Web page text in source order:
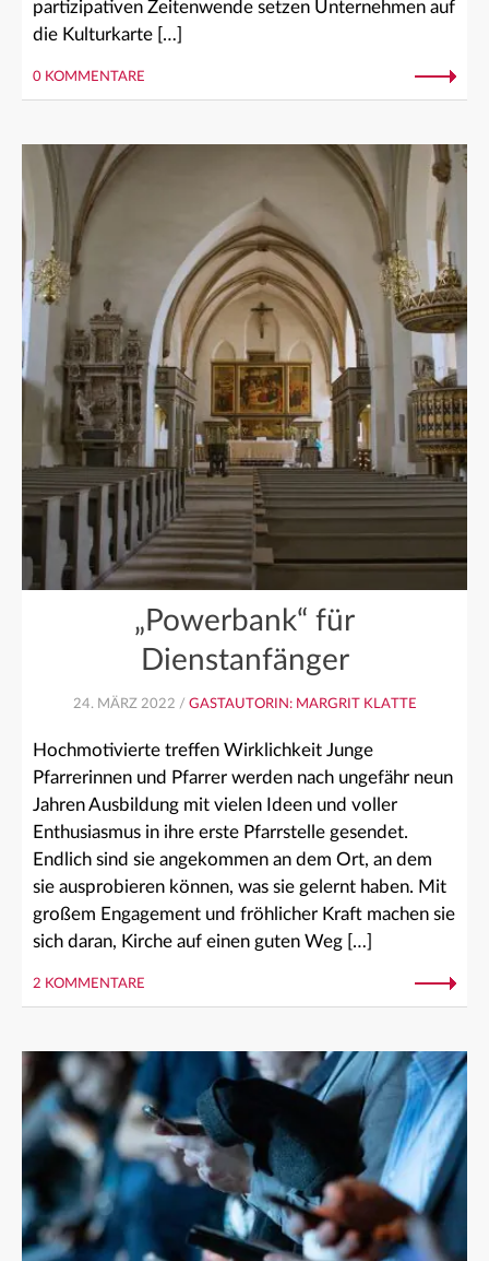
partizipativen Zeitenwende setzen Unternehmen auf
die Kulturkarte […]
0 KOMMENTARE
„Powerbank“ für
Dienstanfänger
24. MÄRZ 2022 / GASTAUTORIN: MARGRIT KLATTE
Hochmotivierte treffen Wirklichkeit Junge
Pfarrerinnen und Pfarrer werden nach ungefähr neun
Jahren Ausbildung mit vielen Ideen und voller
Enthusiasmus in ihre erste Pfarrstelle gesendet.
Endlich sind sie angekommen an dem Ort, an dem
sie ausprobieren können, was sie gelernt haben. Mit
großem Engagement und fröhlicher Kraft machen sie
sich daran, Kirche auf einen guten Weg […]
2 KOMMENTARE